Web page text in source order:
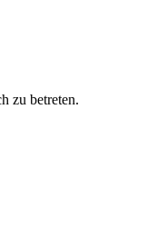
zu betreten.